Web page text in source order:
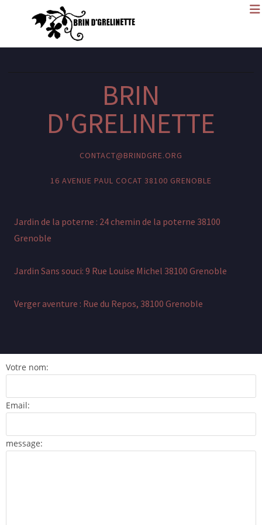
BRIN
D'GRELINETTE
CONTACT@BRINDGRE.ORG
16 AVENUE PAUL COCAT 38100 GRENOBLE
Jardin de la poterne : 24 chemin de la poterne 38100
Grenoble
Jardin Sans souci: 9 Rue Louise Michel 38100 Grenoble
Verger aventure : Rue du Repos, 38100 Grenoble
Votre nom:
Email:
message: